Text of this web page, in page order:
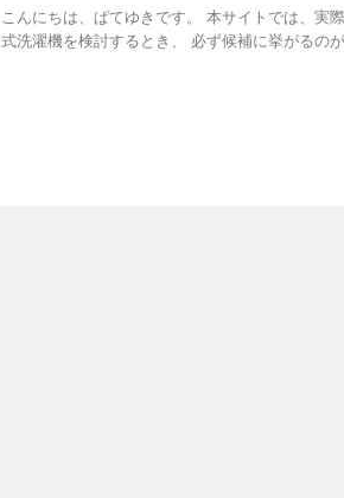
こんにちは、ぱてゆきです。 本サイトでは、実
式洗濯機を検討するとき、 必ず候補に挙がるの